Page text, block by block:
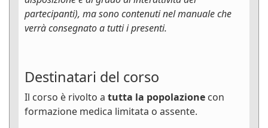
partecipanti), ma sono contenuti nel manuale che
verrà consegnato a tutti i presenti.
Destinatari del corso
Il corso è rivolto a tutta la popolazione con
formazione medica limitata o assente.